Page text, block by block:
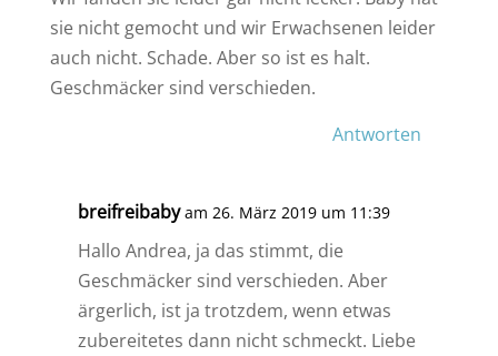
sie nicht gemocht und wir Erwachsenen leider
auch nicht. Schade. Aber so ist es halt.
Geschmäcker sind verschieden.
Antworten
breifreibaby am 26. März 2019 um 11:39
Hallo Andrea, ja das stimmt, die
Geschmäcker sind verschieden. Aber
ärgerlich, ist ja trotzdem, wenn etwas
zubereitetes dann nicht schmeckt. Liebe